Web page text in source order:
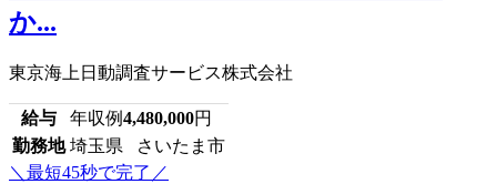
か...
東京海上日動調査サービス株式会社
給与 年収例4,480,000円
勤務地 埼玉県 さいたま市
＼最短45秒で完了／